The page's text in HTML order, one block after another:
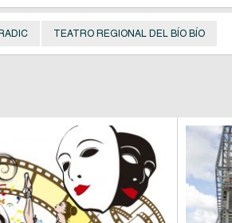
TEATRO REGIONAL DEL BÍO BÍO